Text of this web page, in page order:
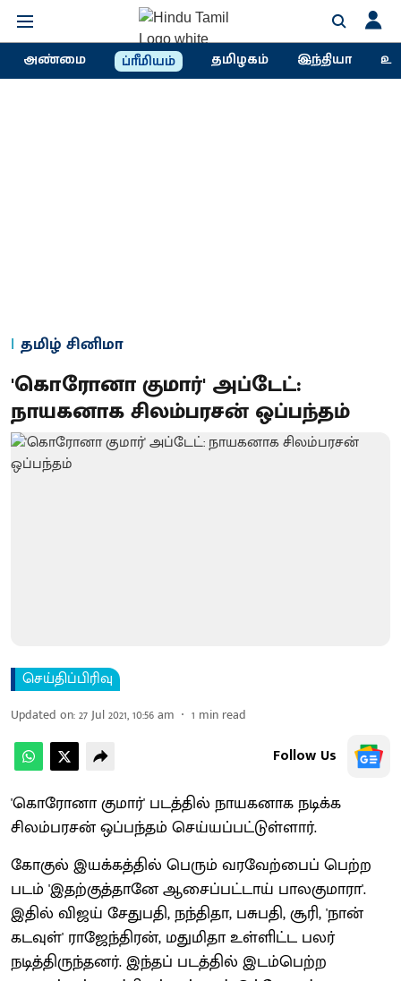
அண்மை ப்ரீமியம் தமிழகம் இந்தியா
தமிழ் சினிமா
'கொரோனா குமார்' அப்டேட்:
நாயகனாக சிலம்பரசன் ஒப்பந்தம்
செய்திப்பிரிவு
Updated on:27 Jul 2021, 10:56 am 1 min read
Follow Us
'கொரோனா குமார்' படத்தில் நாயகனாக நடிக்க
சிலம்பரசன் ஒப்பந்தம் செய்யப்பட்டுள்ளார்.
கோகுல் இயக்கத்தில் பெரும் வரவேற்பைப் பெற்ற
படம் 'இதற்குத்தானே ஆசைப்பட்டாய் பாலகுமாரா'.
இதில் விஜய் சேதுபதி, நந்திதா, பசுபதி, சூரி, 'நான்
கடவுள்' ராஜேந்திரன், மதுமிதா உள்ளிட்ட பலர்
நடித்திருந்தனர். இந்தப் படத்தில் இடம்பெற்ற